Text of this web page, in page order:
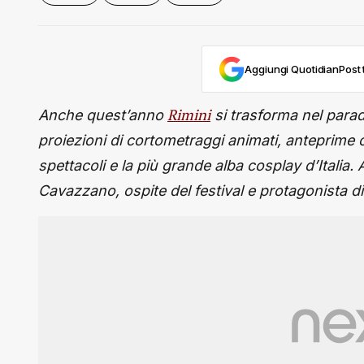
Aggiungi
Anche quest’annoRiminisi trasforma nel
proiezioni di cortometraggi animati,
spettacoli e la più grande alba cosplay
Cavazzano, ospite del festival e protagonista